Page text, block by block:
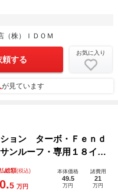
（株）ＩＤＯＭ
頼する
お気に入り
が見ています
ョン ターボ・Ｆｅｎｄ
ンルーフ・専用１８イン
総額(税込)
5 万円
本体価格
49.5
万円
諸費用
21
万円